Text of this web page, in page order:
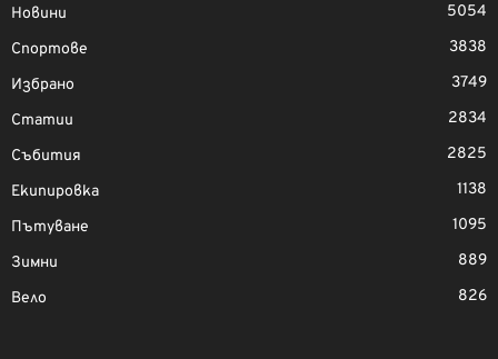
Новини
5054
Спортове
3838
Избрано
3749
Статии
2834
Събития
2825
Екипировка
1138
Пътуване
1095
Зимни
889
Вело
826